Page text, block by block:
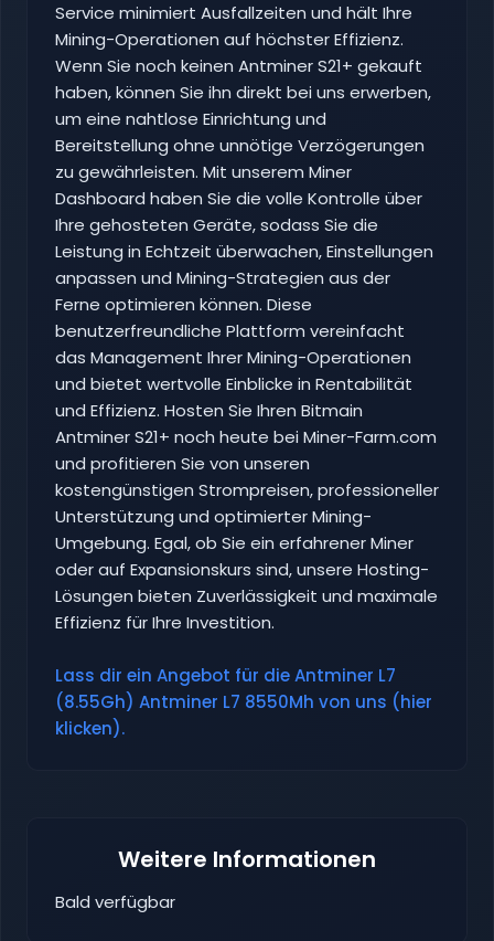
Service minimiert Ausfallzeiten und hält Ihre
Mining-Operationen auf höchster Effizienz.
Wenn Sie noch keinen Antminer S21+ gekauft
haben, können Sie ihn direkt bei uns erwerben,
um eine nahtlose Einrichtung und
Bereitstellung ohne unnötige Verzögerungen
zu gewährleisten. Mit unserem Miner
Dashboard haben Sie die volle Kontrolle über
Ihre gehosteten Geräte, sodass Sie die
Leistung in Echtzeit überwachen, Einstellungen
anpassen und Mining-Strategien aus der
Ferne optimieren können. Diese
benutzerfreundliche Plattform vereinfacht
das Management Ihrer Mining-Operationen
und bietet wertvolle Einblicke in Rentabilität
und Effizienz. Hosten Sie Ihren Bitmain
Antminer S21+ noch heute bei Miner-Farm.com
und profitieren Sie von unseren
kostengünstigen Strompreisen, professioneller
Unterstützung und optimierter Mining-
Umgebung. Egal, ob Sie ein erfahrener Miner
oder auf Expansionskurs sind, unsere Hosting-
Lösungen bieten Zuverlässigkeit und maximale
Effizienz für Ihre Investition.
Lass dir ein Angebot für die Antminer L7
(8.55Gh) Antminer L7 8550Mh von uns (hier
klicken).
Weitere Informationen
Bald verfügbar